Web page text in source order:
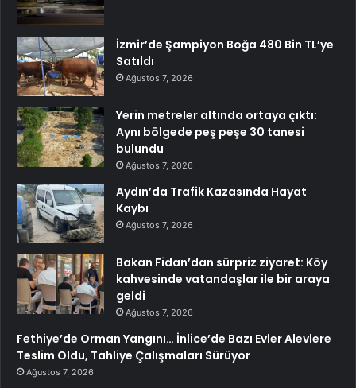
İzmir’de Şampiyon Boğa 480 Bin TL’ye
Satıldı
Ağustos 7, 2026
Yerin metreler altında ortaya çıktı:
Aynı bölgede peş peşe 30 tanesi
bulundu
Ağustos 7, 2026
Aydın’da Trafik Kazasında Hayat
Kaybı
Ağustos 7, 2026
Bakan Fidan’dan sürpriz ziyaret: Köy
kahvesinde vatandaşlar ile bir araya
geldi
Ağustos 7, 2026
Fethiye’de Orman Yangını… İnlice’de Bazı Evler Alevlere
Teslim Oldu, Tahliye Çalışmaları Sürüyor
Ağustos 7, 2026